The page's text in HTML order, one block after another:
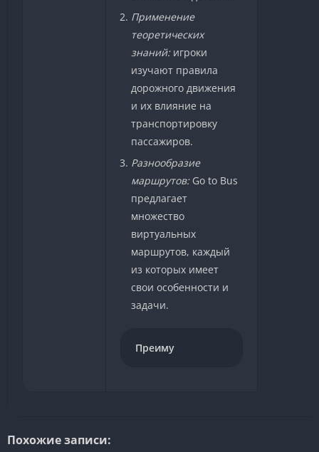
Применение
теоретических
знаний:игроки
изучают правила
дорожного движения
и их влияние на
транспортировку
пассажиров.
Разнообразие
маршрутов:Go to Bus
предлагает
множество
виртуальных
маршрутов, каждый
из которых имеет
свои особенности и
задачи.
Преиму
Похожие записи: